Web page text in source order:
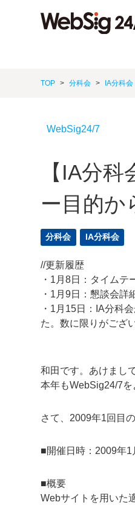
TOP 分科会 IA分科会
WebSig24/7
【IA分
ー目的か
分科会 IA分科会
//更新履歴
・1月8日：タイムテ
・1月9日：懇談会詳
・1月15日：IA分科
た。数に限りがござ
和田です。あけまし
本年もWebSig24/7を
さて、2009年1回目
■開催日時：2009年1
■概要
Webサイトを用いた